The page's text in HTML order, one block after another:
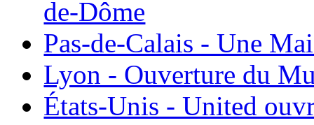
de-Dôme
Pas-de-Calais - Une
Lyon - Ouverture du
États-Unis - United